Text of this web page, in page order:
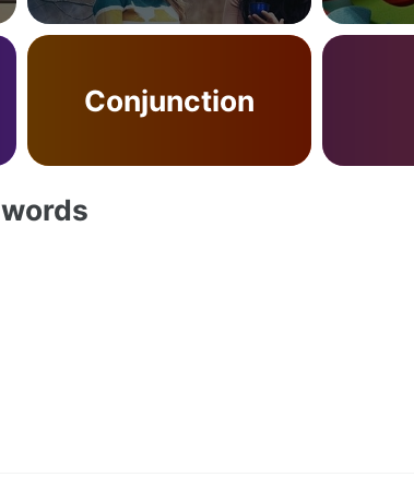
Conjunction